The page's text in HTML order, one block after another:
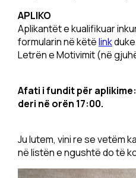
APLIKO
Aplikantët e kualifikuar
formularin në këtëlink
Letrën e Motivimit (në
Afati i fundit për
deri në orën 17:00.
Ju lutem, vini re se vetëm
në listën e ngushtë do të